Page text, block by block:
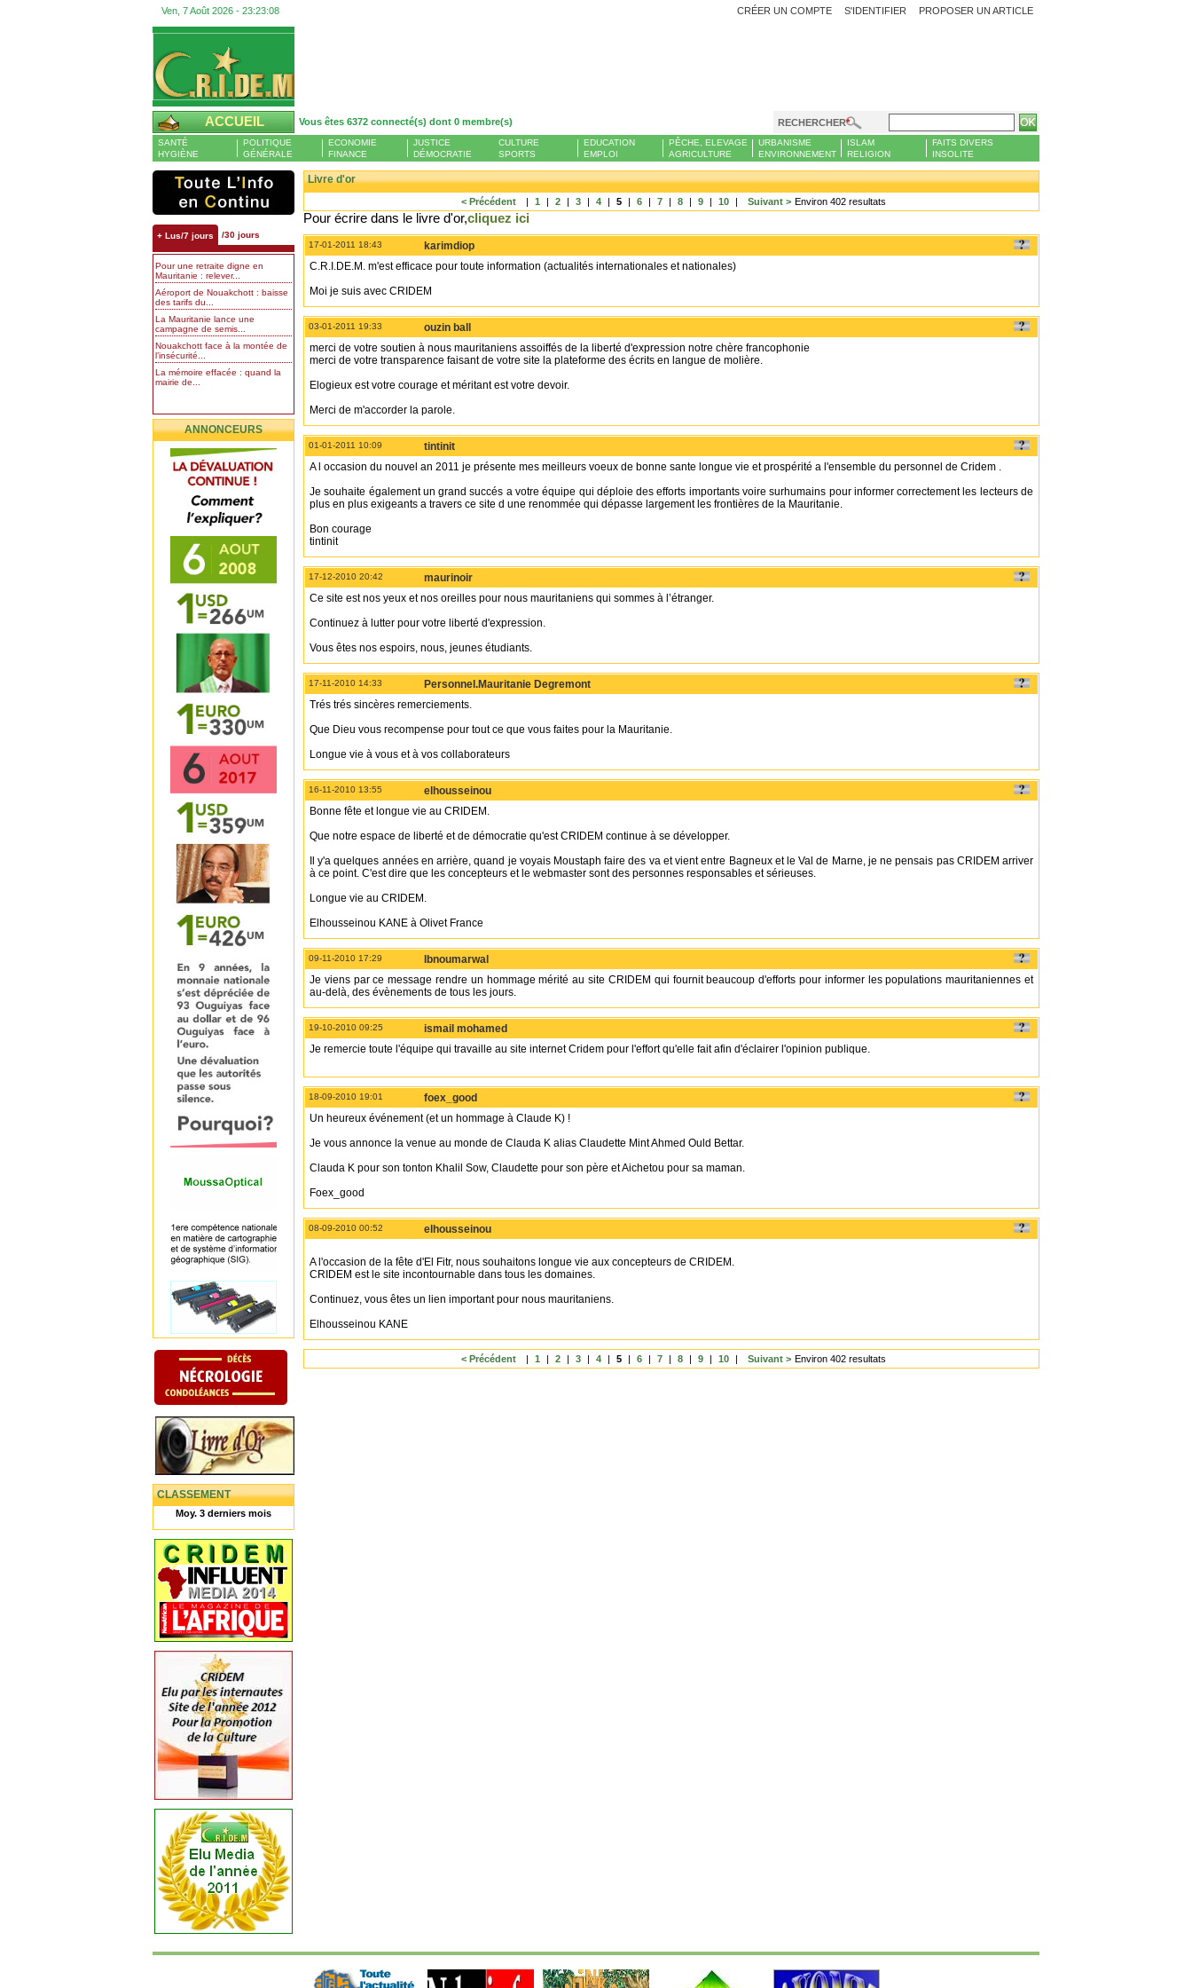
Ven, 7 Août 2026 - 23:23:08 PROPOSER UN ARTICLE
CRÉER UN COMPTE S'IDENTIFIER
ACCUEIL Vous êtes 6372 connecté(s) dont 0 membre(s) RECHERCHER
SANTÉ
HYGIÈNE
POLITIQUE
GÉNÉRALE
ECONOMIE
FINANCE
JUSTICE
DÉMOCRATIE
CULTURE
SPORTS
EDUCATION
EMPLOI
PÊCHE, ELEVAGE
AGRICULTURE
URBANISME
ENVIRONNEMENT
ISLAM
RELIGION
FAITS DIVERS
INSOLITE
+ Lus/7 jours /30 jours
Pour une retraite digne en
Mauritanie : relever...
Aéroport de Nouakchott : baisse
des tarifs du...
La Mauritanie lance une
campagne de semis...
Nouakchott face à la montée de
l’insécurité...
La mémoire effacée : quand la
mairie de...
ANNONCEURS
CLASSEMENT
Moy. 3 derniers mois
Livre d'or
< Précédent | 1 | 2 | 3 | 4 | 5 | 6 | 7 | 8 | 9 | 10 | Suivant > Environ 402 resultats
Pour écrire dans le livre d'or,cliquez ici
17-01-2011 18:43
karimdiop
C.R.I.DE.M. m'est efficace pour toute information (actualités internationales et nationales)
Moi je suis avec CRIDEM
03-01-2011 19:33
ouzin ball
merci de votre soutien à nous mauritaniens assoiffés de la liberté d'expression notre chère francophonie
merci de votre transparence faisant de votre site la plateforme des écrits en langue de molière.
Elogieux est votre courage et méritant est votre devoir.
Merci de m'accorder la parole.
01-01-2011 10:09
tintinit
A l occasion du nouvel an 2011 je présente mes meilleurs voeux de bonne sante longue vie et prospérité a l'ensemble du personnel de Cridem .
Je souhaite également un grand succés a votre équipe qui déploie des efforts importants voire surhumains pour informer correctement les lecteurs de
plus en plus exigeants a travers ce site d une renommée qui dépasse largement les frontières de la Mauritanie.
Bon courage
tintinit
17-12-2010 20:42
maurinoir
Ce site est nos yeux et nos oreilles pour nous mauritaniens qui sommes à l’étranger.
Continuez à lutter pour votre liberté d'expression.
Vous êtes nos espoirs, nous, jeunes étudiants.
17-11-2010 14:33
Personnel.Mauritanie Degremont
Trés trés sincères remerciements.
Que Dieu vous recompense pour tout ce que vous faites pour la Mauritanie.
Longue vie à vous et à vos collaborateurs
16-11-2010 13:55
elhousseinou
Bonne fête et longue vie au CRIDEM.
Que notre espace de liberté et de démocratie qu'est CRIDEM continue à se développer.
Il y'a quelques années en arrière, quand je voyais Moustaph faire des va et vient entre Bagneux et le Val de Marne, je ne pensais pas CRIDEM arriver
à ce point. C'est dire que les concepteurs et le webmaster sont des personnes responsables et sérieuses.
Longue vie au CRIDEM.
Elhousseinou KANE à Olivet France
09-11-2010 17:29
Ibnoumarwal
Je viens par ce message rendre un hommage mérité au site CRIDEM qui fournit beaucoup d'efforts pour informer les populations mauritaniennes et
au-delà, des évènements de tous les jours.
19-10-2010 09:25
ismail mohamed
Je remercie toute l'équipe qui travaille au site internet Cridem pour l'effort qu'elle fait afin d'éclairer l'opinion publique.
18-09-2010 19:01
foex_good
Un heureux événement (et un hommage à Claude K) !
Je vous annonce la venue au monde de Clauda K alias Claudette Mint Ahmed Ould Bettar.
Clauda K pour son tonton Khalil Sow, Claudette pour son père et Aichetou pour sa maman.
Foex_good
08-09-2010 00:52 elhousseinou
A l'occasion de la fête d'El Fitr, nous souhaitons longue vie aux concepteurs de CRIDEM.
CRIDEM est le site incontournable dans tous les domaines.
Continuez, vous êtes un lien important pour nous mauritaniens.
Elhousseinou KANE
< Précédent | 1 | 2 | 3 | 4 | 5 | 6 | 7 | 8 | 9 | 10 | Suivant > Environ 402 resultats